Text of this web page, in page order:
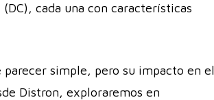
cada una con características
parecer simple, pero su impacto en el
Distron, exploraremos en